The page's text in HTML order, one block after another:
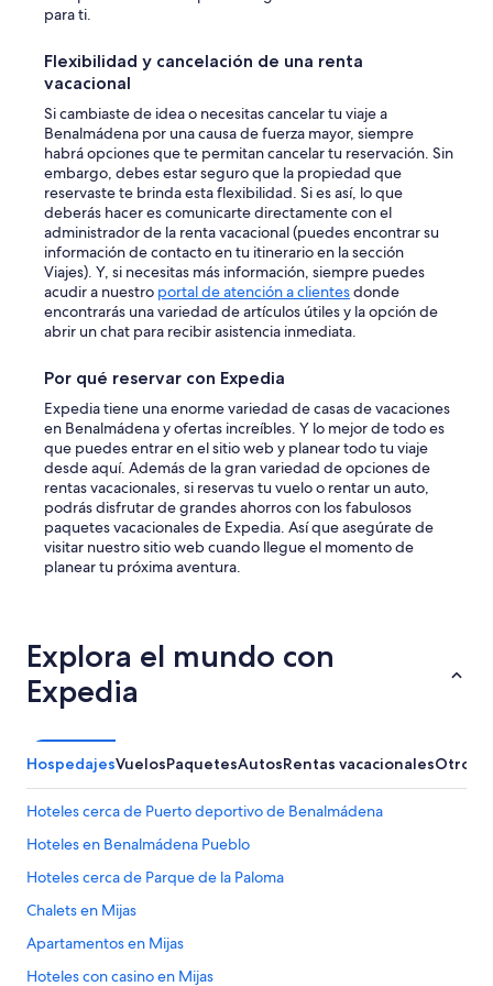
para ti.
Flexibilidad y cancelación de una renta
vacacional
Si cambiaste de idea o necesitas cancelar tu viaje a
Benalmádena por una causa de fuerza mayor, siempre
habrá opciones que te permitan cancelar tu reservación. Sin
embargo, debes estar seguro que la propiedad que
reservaste te brinda esta flexibilidad. Si es así, lo que
deberás hacer es comunicarte directamente con el
administrador de la renta vacacional (puedes encontrar su
información de contacto en tu itinerario en la sección
Viajes). Y, si necesitas más información, siempre puedes
acudir a nuestro portal de atención a clientesdonde
encontrarás una variedad de artículos útiles y la opción de
abrir un chat para recibir asistencia inmediata.
Por qué reservar con Expedia
Expedia tiene una enorme variedad de casas de vacaciones
en Benalmádena y ofertas increíbles. Y lo mejor de todo es
que puedes entrar en el sitio web y planear todo tu viaje
desde aquí. Además de la gran variedad de opciones de
rentas vacacionales, si reservas tu vuelo o rentar un auto,
podrás disfrutar de grandes ahorros con los fabulosos
paquetes vacacionales de Expedia. Así que asegúrate de
visitar nuestro sitio web cuando llegue el momento de
planear tu próxima aventura.
Explora el mundo con
Expedia
HospedajesVuelosPaquetesAutosRentas vacacionalesOtros
Hoteles cerca de Puerto deportivo de Benalmádena
Hoteles en Benalmádena Pueblo
Hoteles cerca de Parque de la Paloma
Chalets en Mijas
Apartamentos en Mijas
Hoteles con casino en Mijas